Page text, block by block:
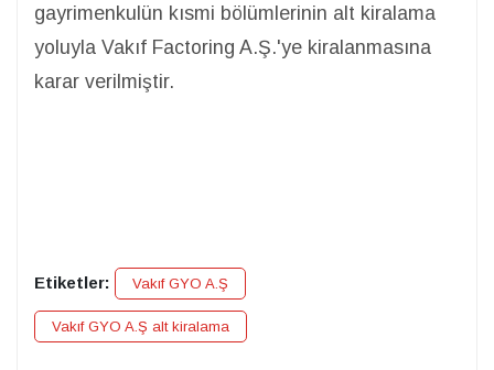
gayrimenkulün kısmi bölümlerinin alt kiralama
yoluyla Vakıf Factoring A.Ş.'ye kiralanmasına
karar verilmiştir.
Etiketler: Vakıf GYO A.Ş
Vakıf GYO A.Ş alt kiralama